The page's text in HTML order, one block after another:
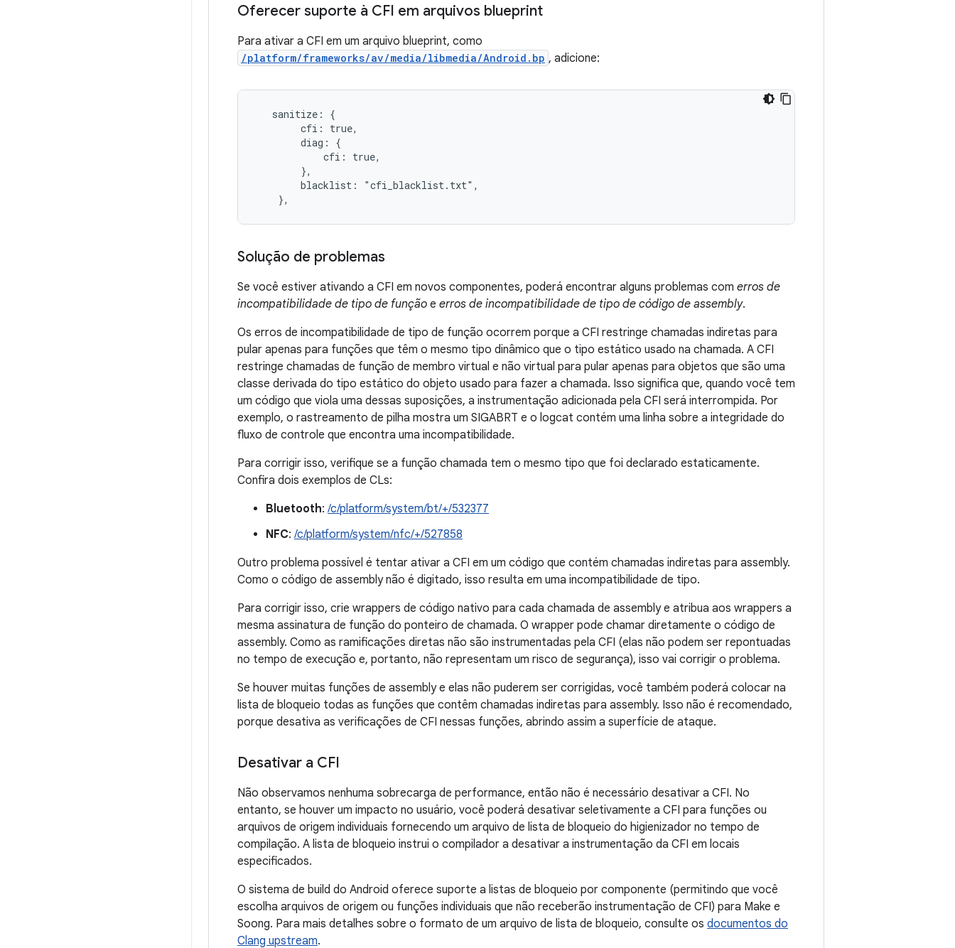
Oferecer suporte à CFI em arquivos blueprint
Para ativar a CFI em um arquivo blueprint, como
/platform/frameworks/av/media/libmedia/Android.bp , adicione:
   sanitize: {
        cfi: true,
        diag: {
            cfi: true,
        },
        blacklist: "cfi_blacklist.txt",
    },
Solução de problemas
Se você estiver ativando a CFI em novos componentes, poderá encontrar alguns problemas com erros de
incompatibilidade de tipo de função e erros de incompatibilidade de tipo de código de assembly.
Os erros de incompatibilidade de tipo de função ocorrem porque a CFI restringe chamadas indiretas para
pular apenas para funções que têm o mesmo tipo dinâmico que o tipo estático usado na chamada. A CFI
restringe chamadas de função de membro virtual e não virtual para pular apenas para objetos que são uma
classe derivada do tipo estático do objeto usado para fazer a chamada. Isso significa que, quando você tem
um código que viola uma dessas suposições, a instrumentação adicionada pela CFI será interrompida. Por
exemplo, o rastreamento de pilha mostra um SIGABRT e o logcat contém uma linha sobre a integridade do
fluxo de controle que encontra uma incompatibilidade.
Para corrigir isso, verifique se a função chamada tem o mesmo tipo que foi declarado estaticamente.
Confira dois exemplos de CLs:
Bluetooth: /c/platform/system/bt/+/532377
NFC: /c/platform/system/nfc/+/527858
Outro problema possível é tentar ativar a CFI em um código que contém chamadas indiretas para assembly.
Como o código de assembly não é digitado, isso resulta em uma incompatibilidade de tipo.
Para corrigir isso, crie wrappers de código nativo para cada chamada de assembly e atribua aos wrappers a
mesma assinatura de função do ponteiro de chamada. O wrapper pode chamar diretamente o código de
assembly. Como as ramificações diretas não são instrumentadas pela CFI (elas não podem ser repontuadas
no tempo de execução e, portanto, não representam um risco de segurança), isso vai corrigir o problema.
Se houver muitas funções de assembly e elas não puderem ser corrigidas, você também poderá colocar na
lista de bloqueio todas as funções que contêm chamadas indiretas para assembly. Isso não é recomendado,
porque desativa as verificações de CFI nessas funções, abrindo assim a superfície de ataque.
Desativar a CFI
Não observamos nenhuma sobrecarga de performance, então não é necessário desativar a CFI. No
entanto, se houver um impacto no usuário, você poderá desativar seletivamente a CFI para funções ou
arquivos de origem individuais fornecendo um arquivo de lista de bloqueio do higienizador no tempo de
compilação. A lista de bloqueio instrui o compilador a desativar a instrumentação da CFI em locais
especificados.
O sistema de build do Android oferece suporte a listas de bloqueio por componente (permitindo que você
escolha arquivos de origem ou funções individuais que não receberão instrumentação de CFI) para Make e
Soong. Para mais detalhes sobre o formato de um arquivo de lista de bloqueio, consulte os documentos do
Clang upstream.